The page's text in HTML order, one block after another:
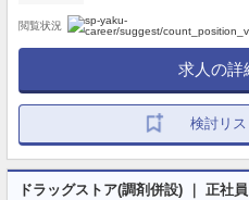
閲覧状況
求人の詳
検討リス
ドラッグストア(調剤併設) ｜ 正社員